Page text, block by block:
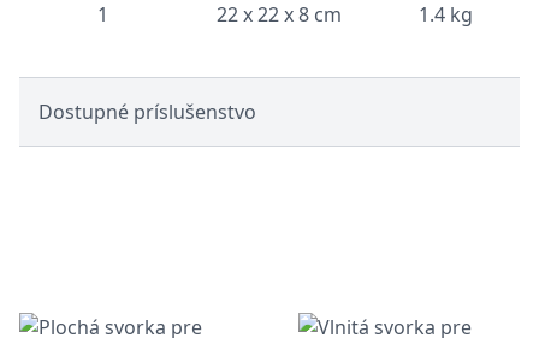
1
22 x 22 x 8 cm 1.4 kg
Dostupné príslušenstvo